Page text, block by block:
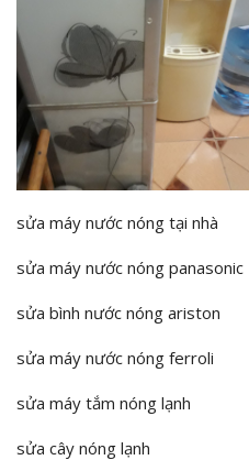
sửa máy nước nóng tại nhà
sửa máy nước nóng panasonic
sửa bình nước nóng ariston
sửa máy nước nóng ferroli
sửa máy tắm nóng lạnh
sửa cây nóng lạnh